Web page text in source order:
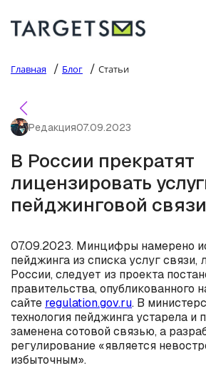
Главная / Блог / Статьи
Редакция07.09.2023
В России прекратят
лицензировать
пейджинговой связи
07.09.2023. Минцифры намерено
пейджинга из списка услуг
России, следует из проекта
правительства, опубликованного
сайте regulation.gov.ru. В
технология пейджинга устарела и
заменена сотовой связью, а
регулирование «является
избыточным».